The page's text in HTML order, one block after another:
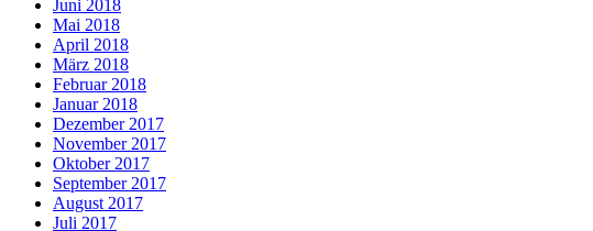
Juni 2018
Mai 2018
April 2018
März 2018
Februar 2018
Januar 2018
Dezember 2017
November 2017
Oktober 2017
September 2017
August 2017
Juli 2017